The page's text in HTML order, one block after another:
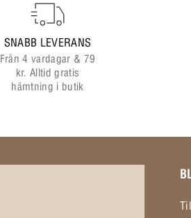
SNABB LEVERANS
Från 4 vardagar & 79
kr. Alltid gratis
hämtning i butik